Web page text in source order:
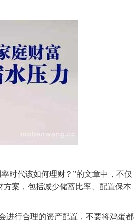
时代该如何理财？”的文章中，不仅
案，包括减少储蓄比率、配置保本
行合理的资产配置，不要将鸡蛋都